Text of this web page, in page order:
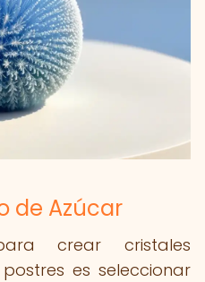
de Azúcar
crear cristales
es seleccionar